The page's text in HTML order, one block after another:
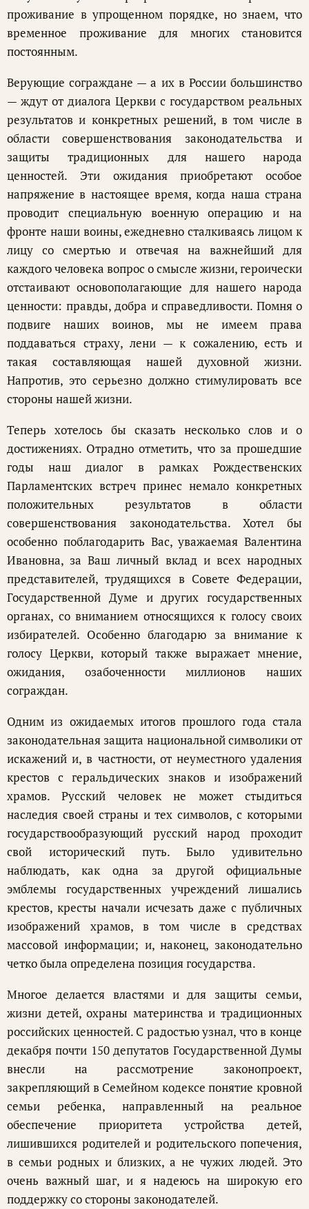
проживание в упрощенном порядке, но знаем, что
временное проживание для многих становится
постоянным.
Верующие сограждане — а их в России большинство
— ждут от диалога Церкви с государством реальных
результатов и конкретных решений, в том числе в
области совершенствования законодательства и
защиты традиционных для нашего народа
ценностей. Эти ожидания приобретают особое
напряжение в настоящее время, когда наша страна
проводит специальную военную операцию и на
фронте наши воины, ежедневно сталкиваясь лицом к
лицу со смертью и отвечая на важнейший для
каждого человека вопрос о смысле жизни, героически
отстаивают основополагающие для нашего народа
ценности: правды, добра и справедливости. Помня о
подвиге наших воинов, мы не имеем права
поддаваться страху, лени — к сожалению, есть и
такая составляющая нашей духовной жизни.
Напротив, это серьезно должно стимулировать все
стороны нашей жизни.
Теперь хотелось бы сказать несколько слов и о
достижениях. Отрадно отметить, что за прошедшие
годы наш диалог в рамках Рождественских
Парламентских встреч принес немало конкретных
положительных результатов в области
совершенствования законодательства. Хотел бы
особенно поблагодарить Вас, уважаемая Валентина
Ивановна, за Ваш личный вклад и всех народных
представителей, трудящихся в Совете Федерации,
Государственной Думе и других государственных
органах, со вниманием относящихся к голосу своих
избирателей. Особенно благодарю за внимание к
голосу Церкви, который также выражает мнение,
ожидания, озабоченности миллионов наших
сограждан.
Одним из ожидаемых итогов прошлого года стала
законодательная защита национальной символики от
искажений и, в частности, от неуместного удаления
крестов с геральдических знаков и изображений
храмов. Русский человек не может стыдиться
наследия своей страны и тех символов, с которыми
государствообразующий русский народ проходит
свой исторический путь. Было удивительно
наблюдать, как одна за другой официальные
эмблемы государственных учреждений лишались
крестов, кресты начали исчезать даже с публичных
изображений храмов, в том числе в средствах
массовой информации; и, наконец, законодательно
четко была определена позиция государства.
Многое делается властями и для защиты семьи,
жизни детей, охраны материнства и традиционных
российских ценностей. С радостью узнал, что в конце
декабря почти 150 депутатов Государственной Думы
внесли на рассмотрение законопроект,
закрепляющий в Семейном кодексе понятие кровной
семьи ребенка, направленный на реальное
обеспечение приоритета устройства детей,
лишившихся родителей и родительского попечения,
в семьи родных и близких, а не чужих людей. Это
очень важный шаг, и я надеюсь на широкую его
поддержку со стороны законодателей.